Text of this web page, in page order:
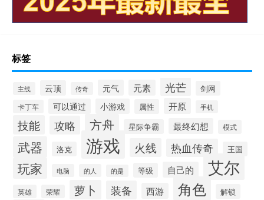
标签
主线 云顶 传奇 元气 元素 光芒 剑网
卡丁车 可以通过 小游戏 属性 开原 手机
技能 攻略 方舟 星际争霸 最终幻想 模式
武器 洛克 游戏 火线 热血传奇 王国
玩家 电脑 的人 的是 等级 自己的 艾尔
英雄 荣耀 萝卜 装备 西游 角色 解锁